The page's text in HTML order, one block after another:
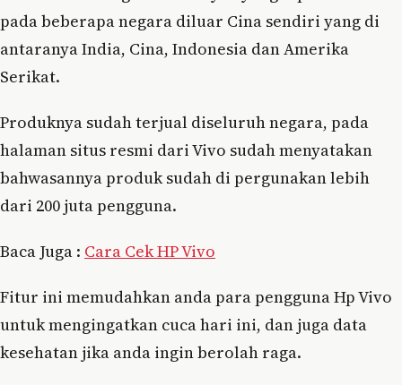
pada beberapa negara diluar Cina sendiri yang di
antaranya India, Cina, Indonesia dan Amerika
Serikat.
Produknya sudah terjual diseluruh negara, pada
halaman situs resmi dari Vivo sudah menyatakan
bahwasannya produk sudah di pergunakan lebih
dari 200 juta pengguna.
Baca Juga : Cara Cek HP Vivo
Fitur ini memudahkan anda para pengguna Hp Vivo
untuk mengingatkan cuca hari ini, dan juga data
kesehatan jika anda ingin berolah raga.